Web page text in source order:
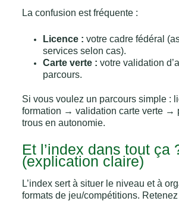
La confusion est fréquente :
Licence : votre cadre fédéral
services selon cas).
Carte verte : votre validation
parcours.
Si vous voulez un parcours simple :
formation → validation carte verte →
trous en autonomie.
Et l’index dans tout ça
(explication claire)
L’index sert à situer le niveau et à
formats de jeu/compétitions.